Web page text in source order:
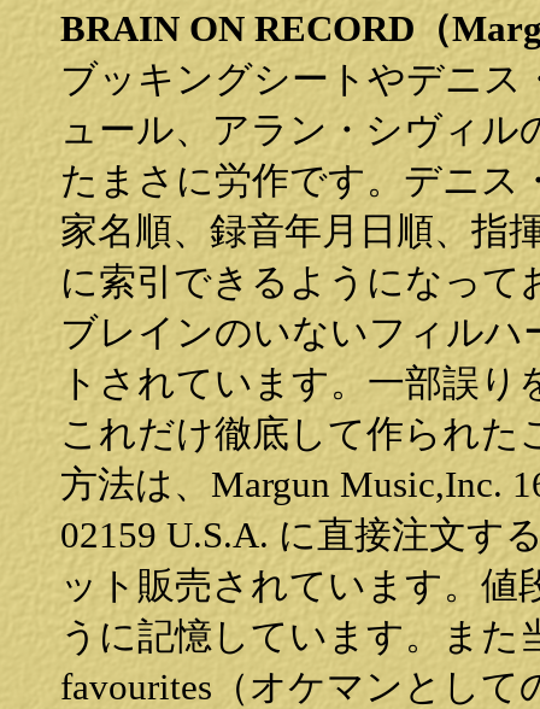
BRAIN ON RECORD（
ブッキングシートやデニス
ュール、アラン・シヴィル
たまさに労作です。デニス
家名順、録音年月日順、指
に索引できるようになって
ブレインのいないフィルハ
トされています。一部誤
これだけ徹底して作られた
方法は、Margun Music,Inc.
02159 U.S.A. に直接注文す
ット販売されています。値
うに記憶しています。また
favourites（オケマンとし